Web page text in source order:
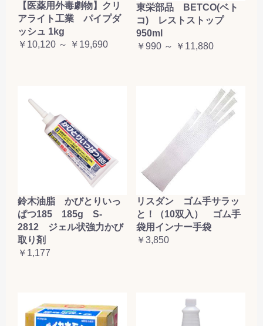
【医薬用外毒劇物】クリ
アライト工業 パイプダ
ッシュ 1kg
￥10,120 ～ ￥19,690
東栄部品 BETCO(ベト
コ) レストストップ
950ml
￥990 ～ ￥11,880
鈴木油脂 かびとりいっ
ぱつ185 185g S-
2812 ジェル状強力かび
取り剤
￥1,177
リスダン ゴム手サラッ
と！（10双入） ゴム手
袋用インナー手袋
￥3,850